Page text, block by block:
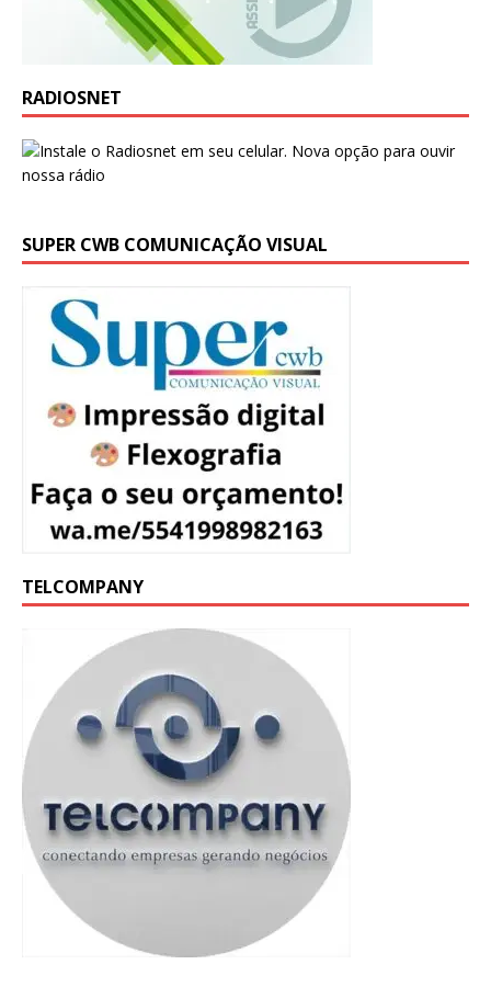
RADIOSNET
SUPER CWB COMUNICAÇÃO VISUAL
TELCOMPANY